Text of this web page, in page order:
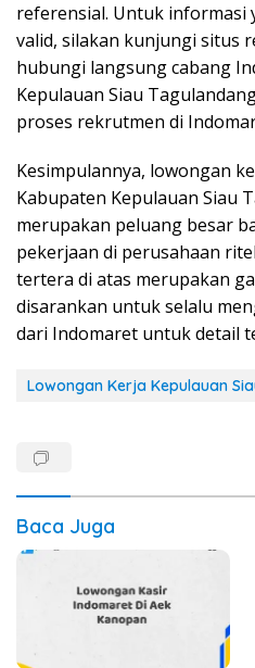
referensial. Untuk informasi
valid, silakan kunjungi situs
hubungi langsung cabang
Kepulauan Siau
proses rekrutmen di
Kesimpulannya, lowongan
Kabupaten Kepulauan Siau
merupakan peluang besar
pekerjaan di perusahaan
tertera di atas merupakan
disarankan untuk selalu
dari Indomaret untuk detail
Lowongan Kerja Kepulauan
Baca Juga